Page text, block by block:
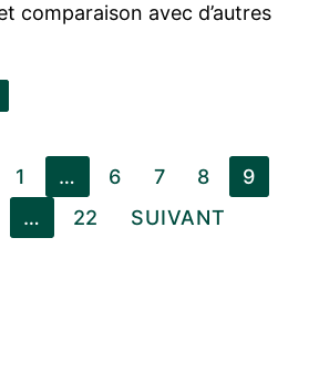
comparaison avec d’autres
1 … 6 7 8
9
… 22 SUIVANT